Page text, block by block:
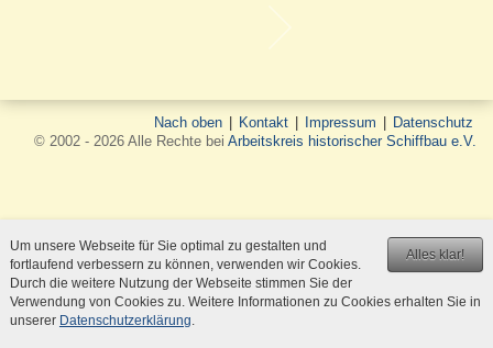
Nach oben | Kontakt | Impressum | Datenschutz
© 2002 - 2026 Alle Rechte bei Arbeitskreis historischer Schiffbau e.V.
Alles klar!
Um unsere Webseite für Sie optimal zu gestalten und
fortlaufend verbessern zu können, verwenden wir Cookies.
Durch die weitere Nutzung der Webseite stimmen Sie der
Verwendung von Cookies zu. Weitere Informationen zu Cookies erhalten Sie in
unserer Datenschutzerklärung